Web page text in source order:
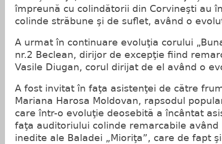
împreună cu colindătorii din Corvineşti au
colinde străbune şi de suflet, având o
A urmat în continuare evoluţia corului
nr.2 Beclean, dirijor de excepţie fiind
Vasile Diugan, corul dirijat de el având o
A fost invitat în faţa asistenţei de către
Mariana Harosa Moldovan, rapsodul
care într-o evoluţie deosebită a încântat
faţa auditoriului colinde remarcabile având
inedite ale Baladei „Mioriţa”, care de fapt